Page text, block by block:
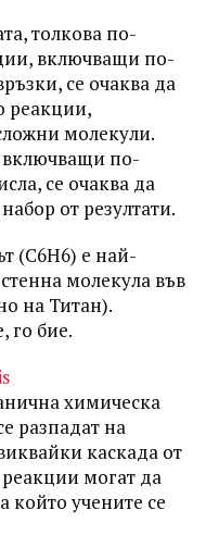
толкова по-
включващи по-
се очаква да
реакции,
молекули.
включващи по-
се очаква да
от резултати.
(C6H6) е най-
молекула във
на Титан).
го бие.
химическа
разпадат на
каскада от
могат да
който учените се